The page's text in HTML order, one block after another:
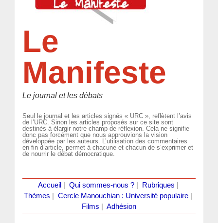
Le
Manifeste
Le journal et les débats
Seul le journal et les articles signés « URC », reflètent l’avis
de l’URC. Sinon les articles proposés sur ce site sont
destinés à élargir notre champ de réflexion. Cela ne signifie
donc pas forcément que nous approuvions la vision
développée par les auteurs. L’utilisation des commentaires
en fin d’article, permet à chacune et chacun de s’exprimer et
de nourrir le débat démocratique.
Accueil Qui sommes-nous ?| Rubriques
Thèmes
Cercle Manouchian : Université populaire
Films
Adhésion